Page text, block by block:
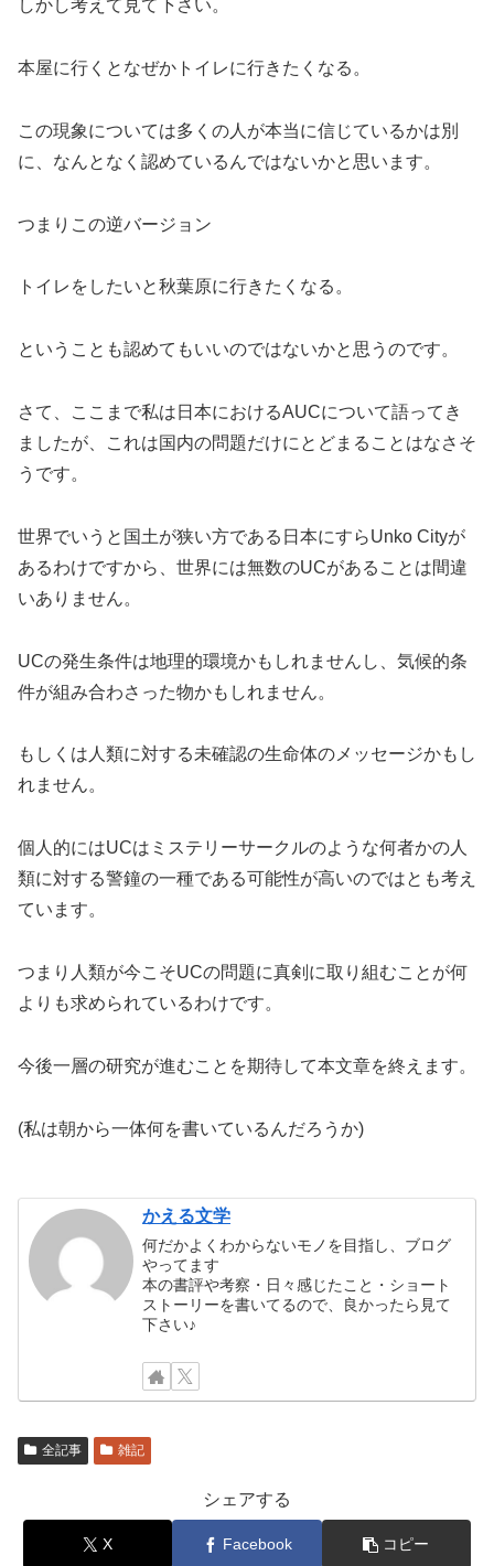
しかし考えて見て下さい。
本屋に行くとなぜかトイレに行きたくなる。
この現象については多くの人が本当に信じているかは別
に、なんとなく認めているんではないかと思います。
つまりこの逆バージョン
トイレをしたいと秋葉原に行きたくなる。
ということも認めてもいいのではないかと思うのです。
さて、ここまで私は日本におけるAUCについて語ってき
ましたが、これは国内の問題だけにとどまることはなさそ
うです。
世界でいうと国土が狭い方である日本にすらUnko Cityが
あるわけですから、世界には無数のUCがあることは間違
いありません。
UCの発生条件は地理的環境かもしれませんし、気候的条
件が組み合わさった物かもしれません。
もしくは人類に対する未確認の生命体のメッセージかもし
れません。
個人的にはUCはミステリーサークルのような何者かの人
類に対する警鐘の一種である可能性が高いのではとも考え
ています。
つまり人類が今こそUCの問題に真剣に取り組むことが何
よりも求められているわけです。
今後一層の研究が進むことを期待して本文章を終えます。
(私は朝から一体何を書いているんだろうか)
かえる文学
何だかよくわからないモノを目指し、ブログ
やってます
本の書評や考察・日々感じたこと・ショート
ストーリーを書いてるので、良かったら見て
下さい♪
全記事 雑記
シェアする
X Facebook コピー